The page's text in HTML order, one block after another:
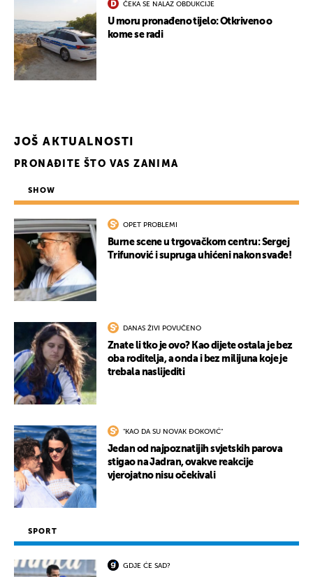
ČEKA SE NALAZ OBDUKCIJE
U moru pronađeno tijelo: Otkriveno o
kome se radi
JOŠ AKTUALNOSTI
PRONAĐITE ŠTO VAS ZANIMA
SHOW
OPET PROBLEMI
Burne scene u trgovačkom centru: Sergej
Trifunović i supruga uhićeni nakon svađe!
DANAS ŽIVI POVUČENO
Znate li tko je ovo? Kao dijete ostala je bez
oba roditelja, a onda i bez milijuna koje je
trebala naslijediti
"KAO DA SU NOVAK ĐOKOVIĆ"
Jedan od najpoznatijih svjetskih parova
stigao na Jadran, ovakve reakcije
vjerojatno nisu očekivali
SPORT
GDJE ĆE SAD?